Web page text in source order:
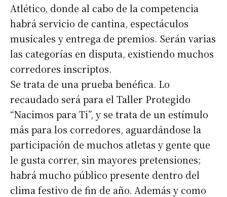
Atlético, donde al cabo de la competencia
habrá servicio de cantina, espectáculos
musicales y entrega de premios. Serán varias
las categorías en disputa, existiendo muchos
corredores inscriptos.
Se trata de una prueba benéfica. Lo
recaudado será para el Taller Protegido
“Nacimos para Ti”, y se trata de un estímulo
más para los corredores, aguardándose la
participación de muchos atletas y gente que
le gusta correr, sin mayores pretensiones;
habrá mucho público presente dentro del
clima festivo de fin de año. Además y como